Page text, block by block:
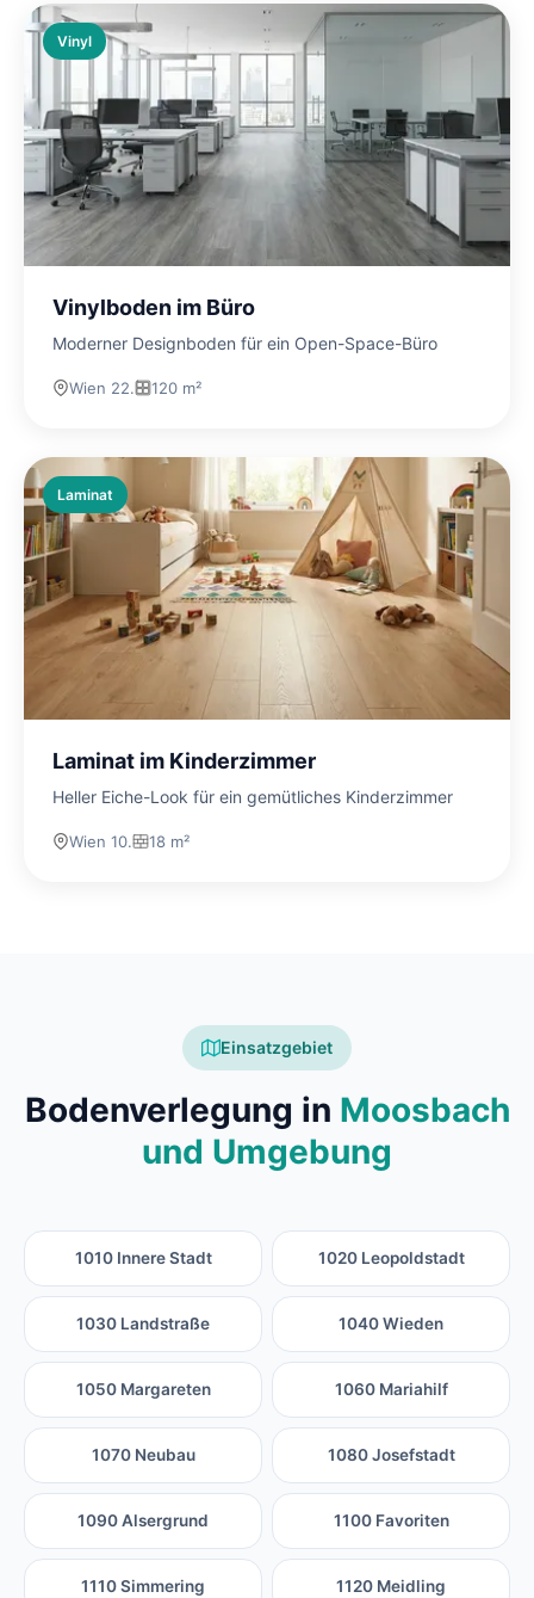
Vinyl
Vinylboden im Büro
Moderner Designboden für ein Open-Space-Büro
Wien 22. 120 m²
Laminat
Laminat im Kinderzimmer
Heller Eiche-Look für ein gemütliches Kinderzimmer
Wien 10. 18 m²
Einsatzgebiet
Bodenverlegung in Moosbach
und Umgebung
1010 Innere Stadt 1020 Leopoldstadt
1030 Landstraße 1040 Wieden
1050 Margareten 1060 Mariahilf
1070 Neubau 1080 Josefstadt
1090 Alsergrund 1100 Favoriten
1110 Simmering 1120 Meidling